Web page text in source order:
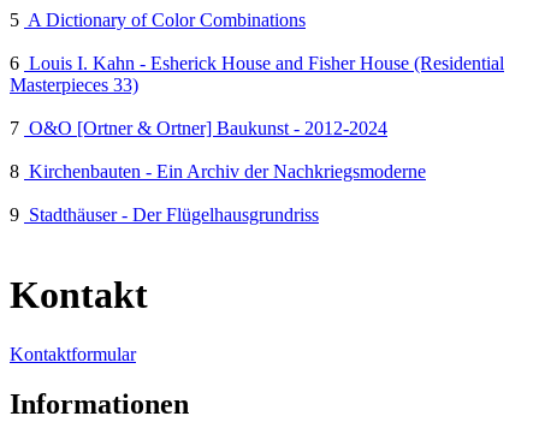
5 A Dictionary of Color Combinations
6 Louis I. Kahn - Esherick House and Fisher House (Residential
Masterpieces 33)
7 O&O [Ortner & Ortner] Baukunst - 2012-2024
8 Kirchenbauten - Ein Archiv der Nachkriegsmoderne
9 Stadthäuser - Der Flügelhausgrundriss
Kontakt
Kontaktformular
Informationen